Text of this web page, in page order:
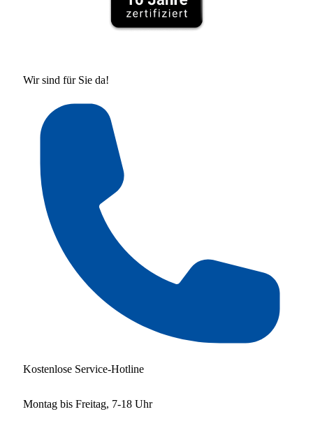
Wir sind für Sie da!
Kostenlose Service-Hotline
Montag bis Freitag, 7-18 Uhr